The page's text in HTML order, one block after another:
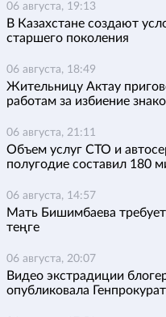
06 августа, 19:13
В Казахстане создают
старшего поколения
06 августа, 18:49
Жительницу Актау
работам за избиение
06 августа, 21:11
Объем услуг СТО и
полугодие составил 180
06 августа, 14:57
Мать Бишимбаева
теңге
06 августа, 20:07
Видео экстрадиции
опубликовала